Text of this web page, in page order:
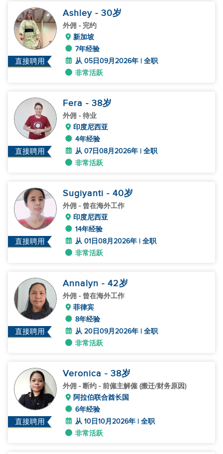
直接聘用
Ashley - 30岁
外佣 - 完约
新加坡
7年经验
从 05日09月2026年 | 全职
非常活跃
直接聘用
Fera - 38岁
外佣 - 待业
印度尼西亚
4年经验
从 07日08月2026年 | 全职
非常活跃
直接聘用
Sugiyanti - 40岁
外佣 - 曾在海外工作
印度尼西亚
14年经验
从 01日08月2026年 | 全职
非常活跃
直接聘用
Annalyn - 42岁
外佣 - 曾在海外工作
菲律宾
8年经验
从 20日09月2026年 | 全职
非常活跃
直接聘用
Veronica - 38岁
外佣 - 断约 - 前僱主解僱 (搬迁/财务原因)
阿拉伯联合酋长国
6年经验
从 10日10月2026年 | 全职
非常活跃